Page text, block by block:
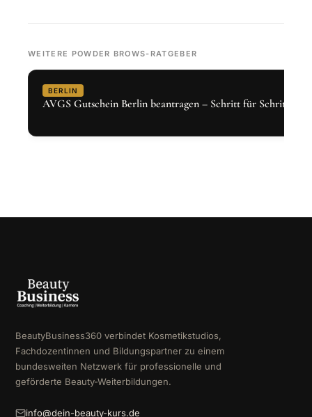
WEITERE POWDER BROWS-RATGEBER
BERLIN
AVGS Gutschein Berlin beantragen – Schritt für Schritt 2026
BeautyBusiness360 verbindet Kosmetikstudios,
Fachdozentinnen und Bildungspartner zu einem
bundesweiten Netzwerk für professionelle und
geförderte Beauty-Weiterbildungen.
info@dein-beauty-kurs.de